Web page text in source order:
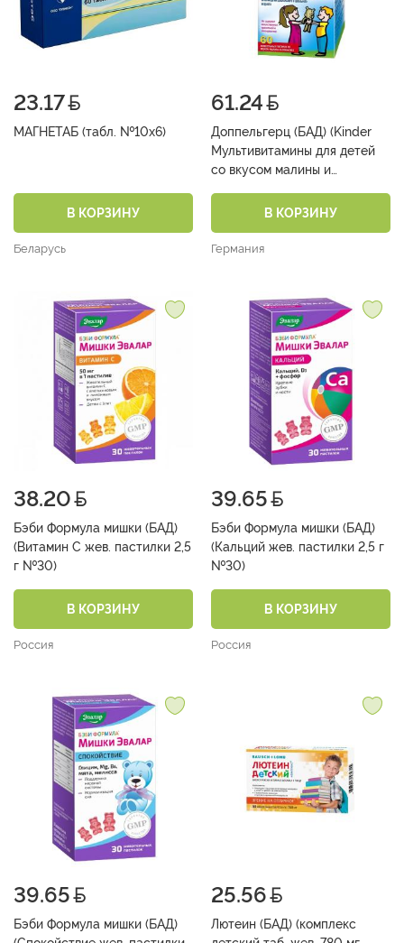
23.17
МАГНЕТАБ (табл. №10х6)
В КОРЗИНУ
Беларусь
61.24
Доппельгерц (БАД) (Kinder
Мультивитамины для детей
со вкусом малины и
В КОРЗИНУ
Германия
38.20
Бэби Формула мишки (БАД)
(Витамин С жев. пастилки 2,5
г №30)
В КОРЗИНУ
Россия
39.65
Бэби Формула мишки (БАД)
(Кальций жев. пастилки 2,5 г
№30)
В КОРЗИНУ
Россия
39.65
Бэби Формула мишки (БАД)
25.56
Лютеин (БАД) (комплекс